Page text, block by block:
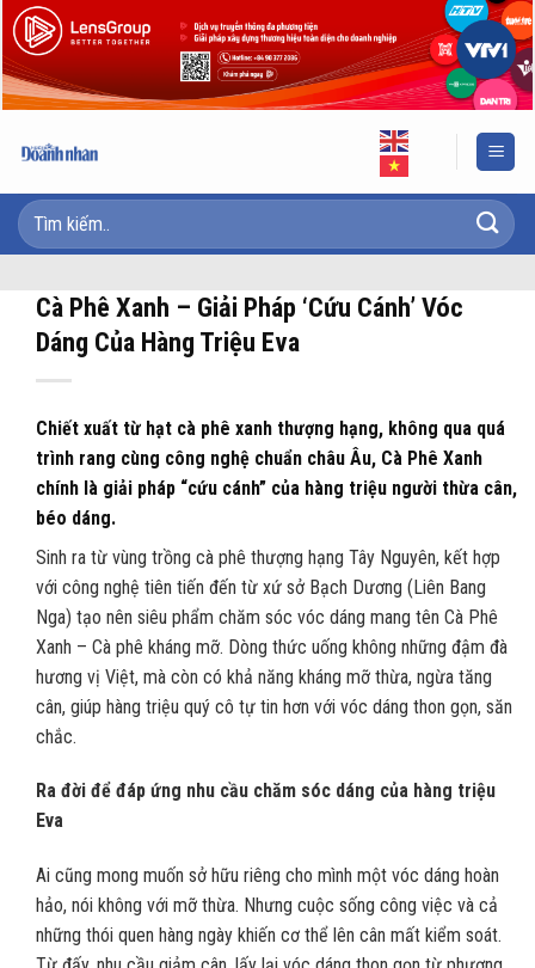
Skip
to
content
Cà Phê Xanh – Giải Pháp ‘Cứu Cánh’ Vóc
Dáng Của Hàng Triệu Eva
Chiết xuất từ hạt cà phê xanh thượng hạng, không qua quá
trình rang cùng công nghệ chuẩn châu Âu, Cà Phê Xanh
chính là giải pháp “cứu cánh” của hàng triệu người thừa cân,
béo dáng.
Sinh ra từ vùng trồng cà phê thượng hạng Tây Nguyên, kết hợp
với công nghệ tiên tiến đến từ xứ sở Bạch Dương (Liên Bang
Nga) tạo nên siêu phẩm chăm sóc vóc dáng mang tên Cà Phê
Xanh – Cà phê kháng mỡ. Dòng thức uống không những đậm đà
hương vị Việt, mà còn có khả năng kháng mỡ thừa, ngừa tăng
cân, giúp hàng triệu quý cô tự tin hơn với vóc dáng thon gọn, săn
chắc.
Ra đời để đáp ứng nhu cầu chăm sóc dáng của hàng triệu
Eva
Ai cũng mong muốn sở hữu riêng cho mình một vóc dáng hoàn
hảo, nói không với mỡ thừa. Nhưng cuộc sống công việc và cả
những thói quen hàng ngày khiến cơ thể lên cân mất kiểm soát.